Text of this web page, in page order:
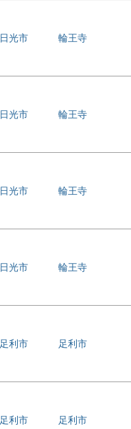
日光市 輪王寺
日光市 輪王寺
日光市 輪王寺
日光市 輪王寺
足利市 足利市
足利市 足利市